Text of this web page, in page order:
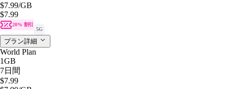
$7.99/GB
$7.99
20% 割引
5G
プラン詳細
World Plan
1GB
7日間
$7.99